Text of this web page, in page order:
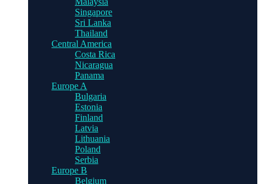
Singapore
Sri Lanka
Thailand
Central America
Costa Rica
Nicaragua
Panama
Europe A
Bulgaria
Estonia
Finland
Latvia
Lithuania
Poland
Serbia
Europe B
Belgium